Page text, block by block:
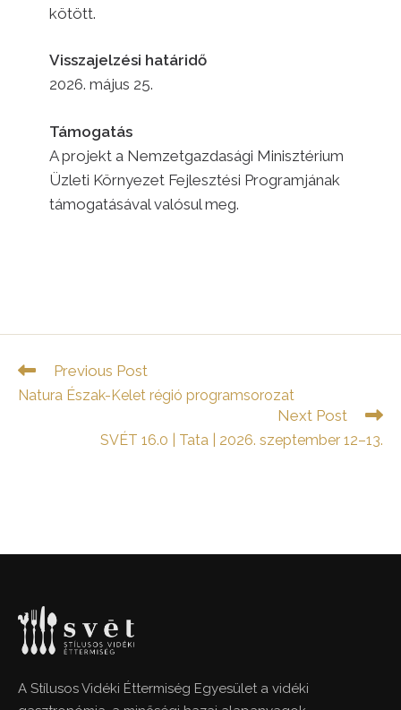
kötött.
Visszajelzési határidő
2026. május 25.
Támogatás
A projekt a Nemzetgazdasági Minisztérium
Üzleti Környezet Fejlesztési Programjának
támogatásával valósul meg.
Read
articles
Previous Post
Natura Észak-Kelet régió programsorozat
Next Post
SVÉT 16.0 | Tata | 2026. szeptember 12–13.
A Stílusos Vidéki Éttermiség Egyesület a vidéki